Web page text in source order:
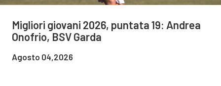
Migliori giovani 2026, puntata 19: Andrea
Onofrio, BSV Garda
Agosto 04,2026